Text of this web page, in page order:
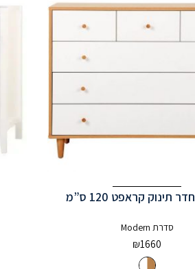
תינוק קראפט 120 ס”מ
סדרת Modern
₪1660